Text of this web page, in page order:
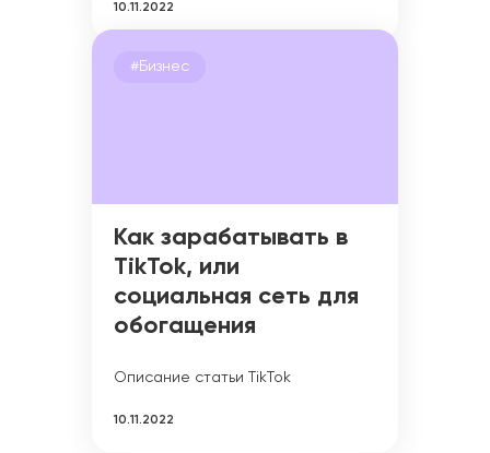
10.11.2022
#Бизнес
Как зарабатывать в
TikTok, или
социальная сеть для
обогащения
Описание статьи TikTok
10.11.2022